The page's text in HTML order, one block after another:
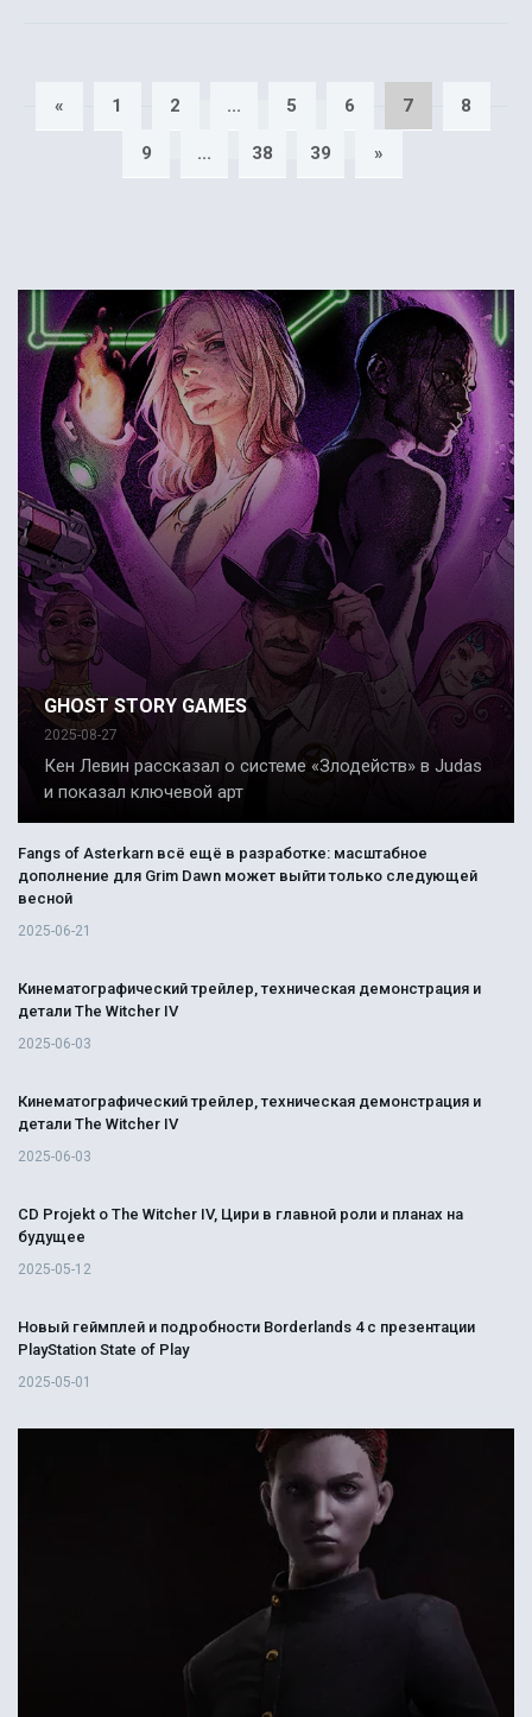
« 1 2 ... 5 6 7 8
9 ... 38 39 »
GHOST STORY GAMES
2025-08-27
Кен Левин рассказал о системе «Злодейств» в Judas
и показал ключевой арт
Fangs of Asterkarn всё ещё в разработке: масштабное
дополнение для Grim Dawn может выйти только следующей
весной
2025-06-21
Кинематографический трейлер, техническая демонстрация и
детали The Witcher IV
2025-06-03
Кинематографический трейлер, техническая демонстрация и
детали The Witcher IV
2025-06-03
CD Projekt о The Witcher IV, Цири в главной роли и планах на
будущее
2025-05-12
Новый геймплей и подробности Borderlands 4 с презентации
PlayStation State of Play
2025-05-01